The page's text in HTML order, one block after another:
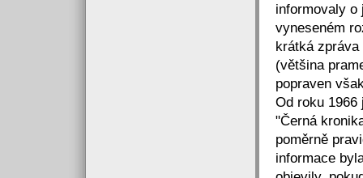
informovaly o
vyneseném
krátká zpráva
(většina
popraven
Od roku 1966
"Černá
poměrně
informace